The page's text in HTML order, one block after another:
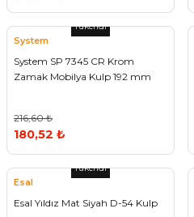
Tükendi
System
System SP 7345 CR Krom
Zamak Mobilya Kulp 192 mm
216,60 ₺
180,52 ₺
Tükendi
Esal
Esal Yıldız Mat Siyah D-54 Kulp